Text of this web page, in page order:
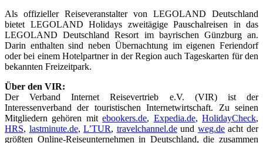
Als offizieller Reiseveranstalter von LEGOLAND Deutschland
bietet LEGOLAND Holidays zweitägige Pauschalreisen in das
LEGOLAND Deutschland Resort im bayrischen Günzburg an.
Darin enthalten sind neben Übernachtung im eigenen Feriendorf
oder bei einem Hotelpartner in der Region auch Tageskarten für den
bekannten Freizeitpark.
Über den VIR:
Der Verband Internet Reisevertrieb e.V. (VIR) ist der
Interessenverband der touristischen Internetwirtschaft. Zu seinen
Mitgliedern gehören mitebookers.de, Expedia.de,HolidayCheck,
HRS, lastminute.de,L’TUR, travelchannel.deund weg.deacht der
größten Online-Reiseunternehmen in Deutschland, die zusammen